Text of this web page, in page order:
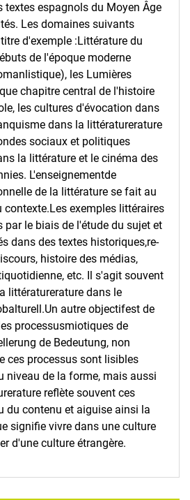
textes espagnols du Moyen Âge
Les domaines suivants
d'exemple :­­Littérature du
de l'époque moderne
les Lumières
chapitre central de l'histoire
les cultures d'évocation dans
dans la littérature­rature
sociaux et politiques
la littérature et le cinéma des
L'enseignement­de
de la littérature se fait au
contexte.­Les exemples littéraires
par le biais de l'étude du sujet et
dans des textes historiques,­re­
histoire des médias,
etc. Il s'agit souvent
littérature­rature dans le
autre objectif­est de
processus­mio­tiques de
de Be­deutung, non
ces processus sont lisibles
niveau de la forme, mais aussi
reflète souvent ces
du contenu et aiguise ainsi la
signifie vivre dans une culture
d'une culture étrangère.